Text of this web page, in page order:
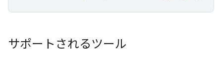
サポートされるツール